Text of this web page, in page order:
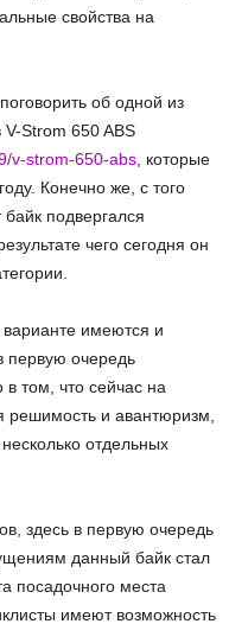
свойства на
об одной из
Strom 650 ABS
v-strom-650-abs, которые
Конечно же, с того
подвергался
чего сегодня он
имеются и
первую очередь
том, что сейчас на
решимость и авантюризм,
отдельных
здесь в первую очередь
данный байк стал
посадочного места
имеют возможность